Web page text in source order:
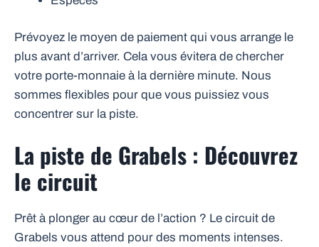
Prévoyez le moyen de paiement qui vous arrange le
plus avant d’arriver. Cela vous évitera de chercher
votre porte-monnaie à la dernière minute. Nous
sommes flexibles pour que vous puissiez vous
concentrer sur la piste.
La piste de Grabels : Découvrez
le circuit
Prêt à plonger au cœur de l’action ? Le circuit de
Grabels vous attend pour des moments intenses.